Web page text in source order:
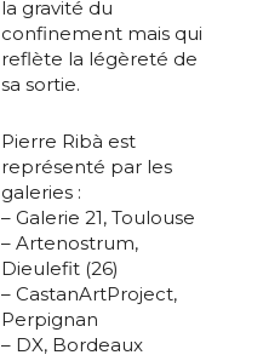
la gravité du
confinement mais qui
reflète la légèreté de
sa sortie.
Pierre Ribà est
représenté par les
galeries :
– Galerie 21, Toulouse
– Artenostrum,
Dieulefit (26)
– CastanArtProject,
Perpignan
– DX, Bordeaux